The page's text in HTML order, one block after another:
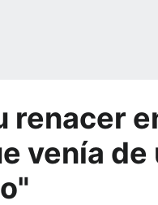
renacer
venía